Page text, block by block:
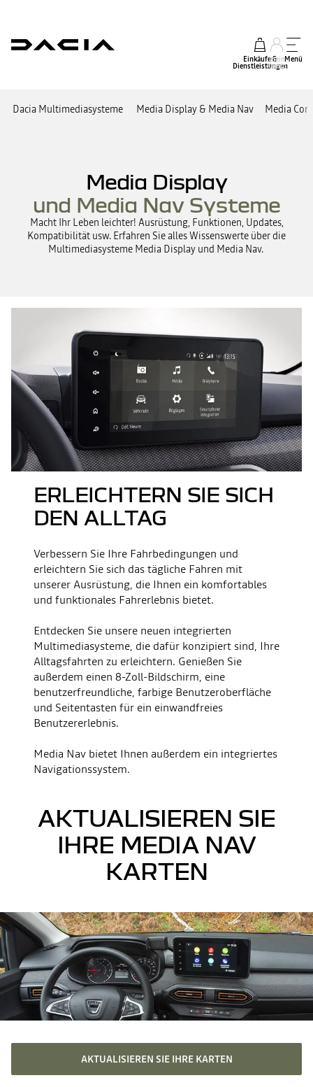
Einkäufe &
Dienstleistungen
mein
Konto
Menü
Dacia Multimediasysteme Media Display & Media Nav Media
Media Display
und Media Nav Systeme
Macht Ihr Leben leichter! Ausrüstung, Funktionen, Updates,
Kompatibilität usw. Erfahren Sie alles Wissenswerte über die
Multimediasysteme Media Display und Media Nav.
ERLEICHTERN SIE SICH
DEN ALLTAG
Verbessern Sie Ihre Fahrbedingungen und
erleichtern Sie sich das tägliche Fahren mit
unserer Ausrüstung, die Ihnen ein komfortables
und funktionales Fahrerlebnis bietet.
Entdecken Sie unsere neuen integrierten
Multimediasysteme, die dafür konzipiert sind, Ihre
Alltagsfahrten zu erleichtern. Genießen Sie
außerdem einen 8-Zoll-Bildschirm, eine
benutzerfreundliche, farbige Benutzeroberfläche
und Seitentasten für ein einwandfreies
Benutzererlebnis.
Media Nav bietet Ihnen außerdem ein integriertes
Navigationssystem.
AKTUALISIEREN SIE
IHRE MEDIA NAV
KARTEN
AKTUALISIEREN SIE IHRE KARTEN